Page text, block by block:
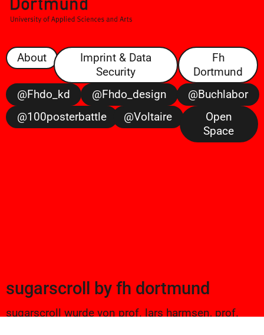
About
Imprint & Data
Security
Fh
Dortmund
@fhdo_kd
@fhdo_design
@buchlabor
@100posterbattle
@voltaire
Open
Space
sugarscroll by fh dortmund
sugarscroll wurde von prof. lars harmsen, prof.